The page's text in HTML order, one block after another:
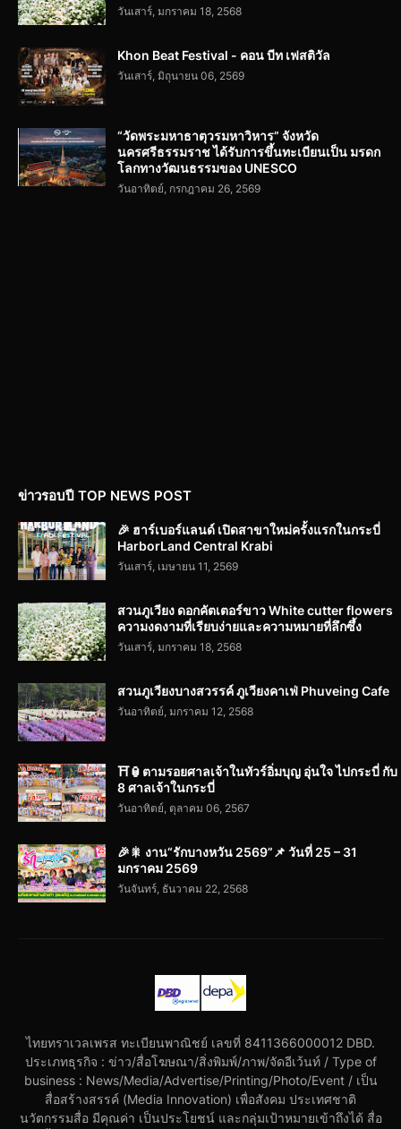
วันเสาร์, มกราคม 18, 2568
Khon Beat Festival - คอน บีท เฟสติวัล
วันเสาร์, มิถุนายน 06, 2569
“วัดพระมหาธาตุวรมหาวิหาร” จังหวัด
นครศรีธรรมราช ได้รับการขึ้นทะเบียนเป็น มรดก
โลกทางวัฒนธรรมของ UNESCO
วันอาทิตย์, กรกฎาคม 26, 2569
ข่าวรอบปี TOP NEWS POST
🎉 ฮาร์เบอร์แลนด์ เปิดสาขาใหม่ครั้งแรกในกระบี่
HarborLand Central Krabi
วันเสาร์, เมษายน 11, 2569
สวนภูเวียง ดอกคัตเตอร์ขาว White cutter flowers
ความงดงามที่เรียบง่ายและความหมายที่ลึกซึ้ง
วันเสาร์, มกราคม 18, 2568
สวนภูเวียงบางสวรรค์ ภูเวียงคาเฟ่ Phuveing Cafe
วันอาทิตย์, มกราคม 12, 2568
⛩️🏮ตามรอยศาลเจ้าในทัวร์อิ่มบุญ อุ่นใจ ไปกระบี่ กับ
8 ศาลเจ้าในกระบี่
วันอาทิตย์, ตุลาคม 06, 2567
🎉🎇 งาน“รักบางหวัน 2569”📌 วันที่ 25 – 31
มกราคม 2569
วันจันทร์, ธันวาคม 22, 2568
ไทยทราเวลเพรส ทะเบียนพาณิชย์ เลขที่ 8411366000012 DBD.
ประเภทธุรกิจ : ข่าว/สื่อโฆษณา/สิ่งพิมพ์/ภาพ/จัดอีเว้นท์ / Type of
business : News/Media/Advertise/Printing/Photo/Event / เป็น
สื่อสร้างสรรค์ (Media Innovation) เพื่อสังคม ประเทศชาติ
นวัตกรรมสื่อ มีคุณค่า เป็นประโยชน์ และกลุ่มเป้าหมายเข้าถึงได้ สื่อ